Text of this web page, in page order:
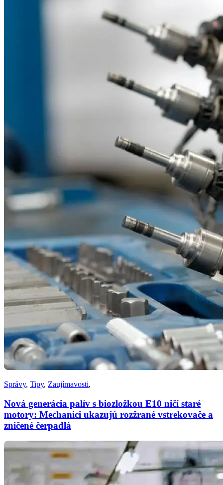
Správy, Tipy, Zaujímavosti,
Nová generácia palív s biozložkou E10 ničí staré
motory: Mechanici ukazujú rozžrané vstrekovače a
zničené čerpadlá